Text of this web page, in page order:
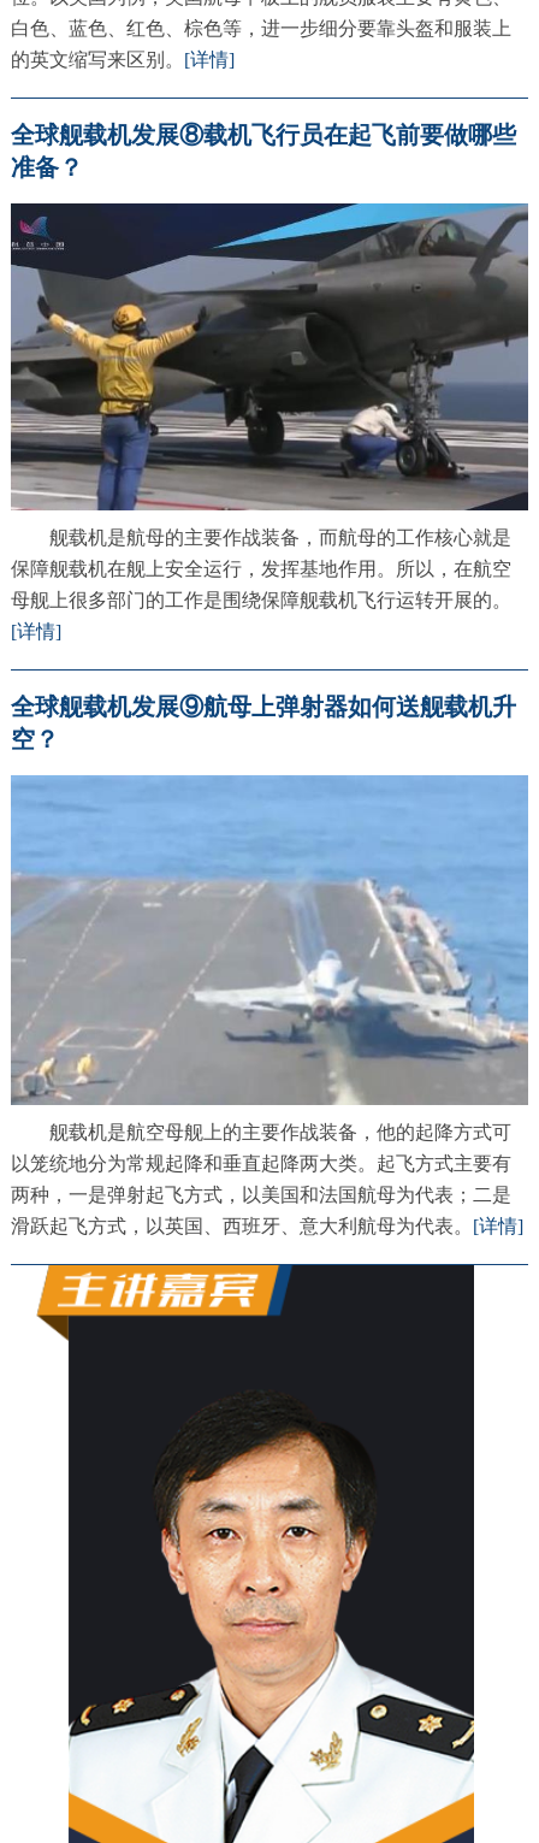
白色、蓝色、红色、棕色等，进一步细分要靠头盔和服装上
的英文缩写来区别。 [详情]
全球舰载机发展⑧载机飞行员在起飞前要做哪些
准备？
舰载机是航母的主要作战装备，而航母的工作核心就是
保障舰载机在舰上安全运行，发挥基地作用。所以，在航空
母舰上很多部门的工作是围绕保障舰载机飞行运转开展的。
[详情]
全球舰载机发展⑨航母上弹射器如何送舰载机升
空？
舰载机是航空母舰上的主要作战装备，他的起降方式可
以笼统地分为常规起降和垂直起降两大类。起飞方式主要有
两种，一是弹射起飞方式，以美国和法国航母为代表；二是
滑跃起飞方式，以英国、西班牙、意大利航母为代表。 [详情]